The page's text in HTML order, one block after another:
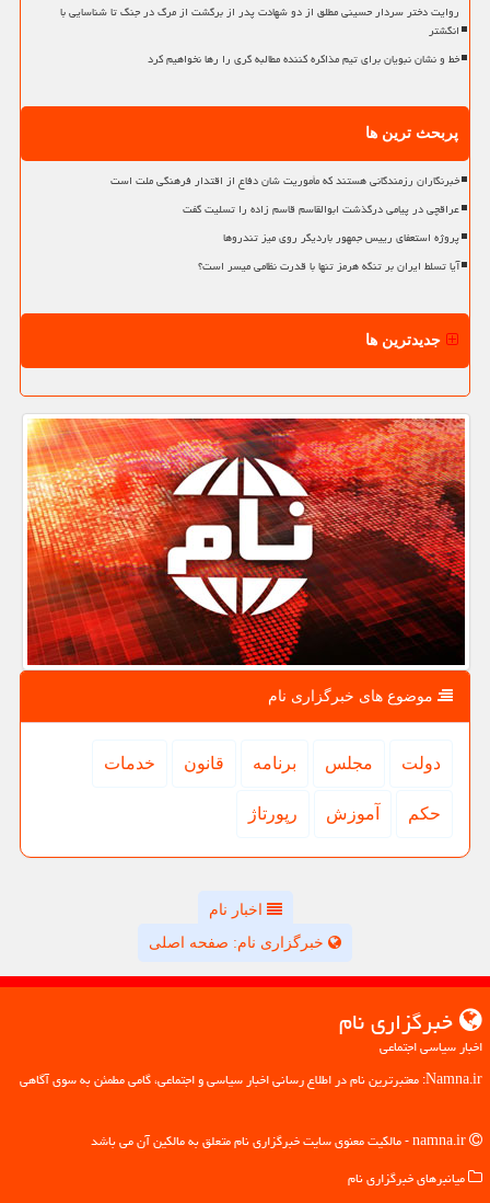
روایت دختر سردار حسینی مطلق از دو شهادت پدر از برگشت از مرگ در جنگ تا شناسایی با
انگشتر
خط و نشان نبویان برای تیم مذاکره کننده مطالبه گری را رها نخواهیم کرد
پربحث ترین ها
خبرنگاران رزمندگانی هستند که مأموریت شان دفاع از اقتدار فرهنگی ملت است
عراقچی در پیامی درگذشت ابوالقاسم قاسم زاده را تسلیت گفت
پروژه استعفای رییس جمهور باردیگر روی میز تندروها
آیا تسلط ایران بر تنگه هرمز تنها با قدرت نظامی میسر است؟
جدیدترین ها
موضوع های خبرگزاری نام
دولت مجلس برنامه قانون خدمات
حكم آموزش رپورتاژ
اخبار نام
خبرگزاری نام: صفحه اصلی
خبرگزاری نام
اخبار سیاسی اجتماعی
Namna.ir: معتبرترین نام در اطلاع رسانی اخبار سیاسی و اجتماعی، گامی مطمئن به سوی آگاهی
میانبرهای خبرگزاری نام